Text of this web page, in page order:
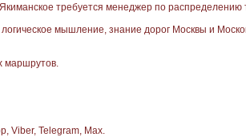
требуется менеджер по распределению
мышление, знание дорог Москвы и
маршрутов.
Viber, Telegram, Max.